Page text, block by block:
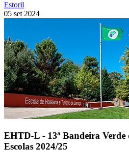
Estoril
05 set 2024
EHTD-L - 13ª Bandeira
Escolas 2024/25